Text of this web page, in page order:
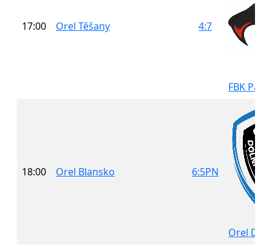
17:00 Orel Těšany 4:7
FBK
18:00 Orel Blansko 6:5PN
Orel